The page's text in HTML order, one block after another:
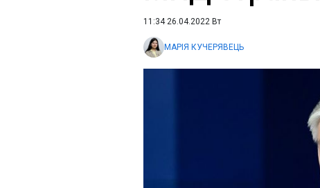
11:34 26.04.2022 Вт
МАРІЯ КУЧЕРЯВЕЦЬ